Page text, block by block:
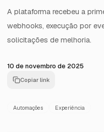
A plataforma recebeu a
webhooks, execução por
solicitações de melhoria.
10 de novembro de 2025
Copiar link
Automações Experiência